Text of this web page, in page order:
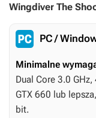
Wingdiver The
PC /
Minimalne
Dual Core 3.0
GTX 660 lub
bit.